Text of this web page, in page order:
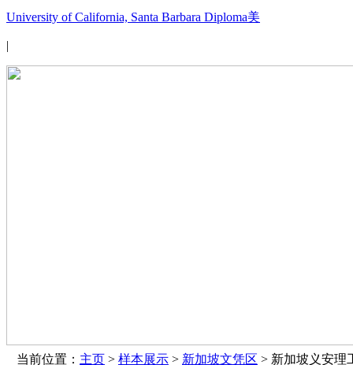
University of California, Santa Barbara Diploma美
|
当前位置： 主页 > 样本展示 > 新加坡文凭区 > 新加坡义安理